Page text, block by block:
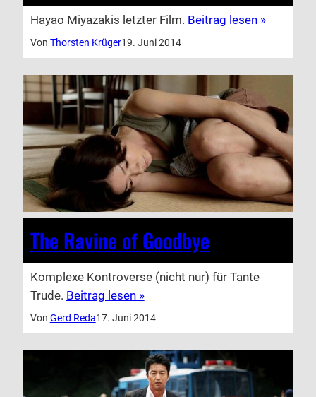
Hayao Miyazakis letzter Film. Beitrag lesen »
Von Thorsten Krüger19. Juni 2014
The Ravine of Goodbye
Komplexe Kontroverse (nicht nur) für Tante
Trude. Beitrag lesen »
Von Gerd Reda17. Juni 2014